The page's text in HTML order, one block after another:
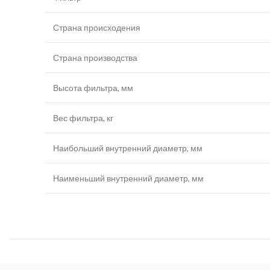
Страна происходения
Страна производства
Высота фильтра, мм
Вес фильтра, кг
Наибольший внутренний диаметр, мм
Наименьший внутренний диаметр, мм